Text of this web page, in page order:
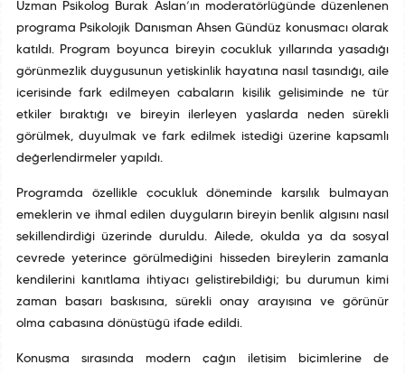
Uzman Psikolog Burak Aslan’ın moderatörlüğünde düzenlenen
programa Psikolojik Danışman Ahsen Gündüz konuşmacı olarak
katıldı. Program boyunca bireyin çocukluk yıllarında yaşadığı
görünmezlik duygusunun yetişkinlik hayatına nasıl taşındığı, aile
içerisinde fark edilmeyen çabaların kişilik gelişiminde ne tür
etkiler bıraktığı ve bireyin ilerleyen yaşlarda neden sürekli
görülmek, duyulmak ve fark edilmek istediği üzerine kapsamlı
değerlendirmeler yapıldı.
Programda özellikle çocukluk döneminde karşılık bulmayan
emeklerin ve ihmal edilen duyguların bireyin benlik algısını nasıl
şekillendirdiği üzerinde duruldu. Ailede, okulda ya da sosyal
çevrede yeterince görülmediğini hisseden bireylerin zamanla
kendilerini kanıtlama ihtiyacı geliştirebildiği; bu durumun kimi
zaman başarı baskısına, sürekli onay arayışına ve görünür
olma çabasına dönüştüğü ifade edildi.
Konuşma sırasında modern çağın iletişim biçimlerine de